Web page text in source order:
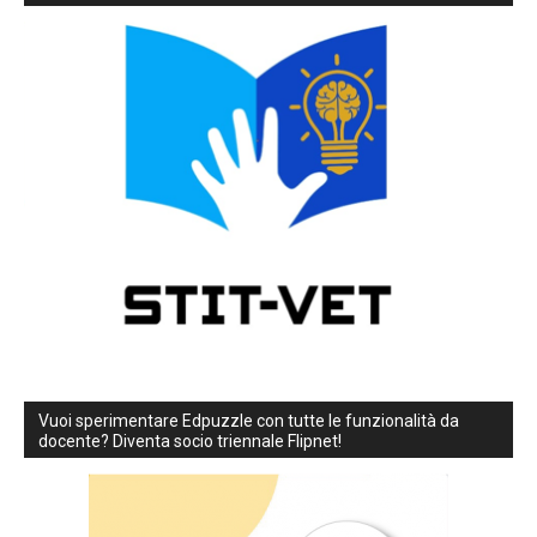
Vuoi sperimentare Edpuzzle con tutte le funzionalità da
docente? Diventa socio triennale Flipnet!